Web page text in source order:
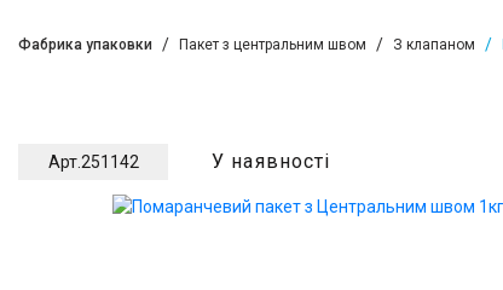
Горизонтальний Дой пак
Фабрика упаковки Пакет з центральним швом З клапаном
Арт.251142 У наявності